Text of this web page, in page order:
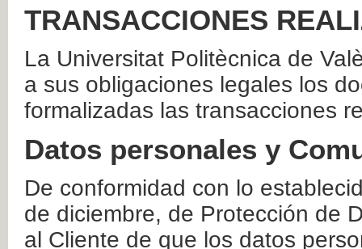
TRANSACCIONES
La Universitat Politècnica de
a sus obligaciones legales los
formalizadas las transacciones
Datos personales y
De conformidad con lo
de diciembre, de Protección de
al Cliente de que los datos